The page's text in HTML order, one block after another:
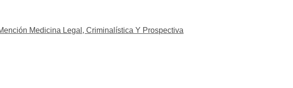
Medicina Legal, Criminalística Y Prospectiva